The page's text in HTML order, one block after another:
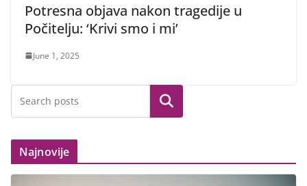
Potresna objava nakon tragedije u
Počitelju: ‘Krivi smo i mi’
June 1, 2025
Search
Najnovije